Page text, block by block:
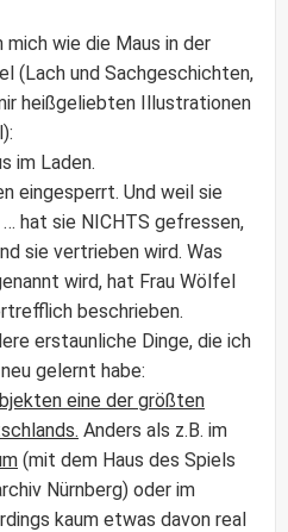
wie die Maus in der
(Lach und Sachgeschichten,
heißgeliebten Illustrationen
im Laden.
eingesperrt. Und weil sie
hat sie NICHTS gefressen,
sie vertrieben wird. Was
wird, hat Frau Wölfel
beschrieben.
erstaunliche Dinge, die ich
gelernt habe:
eine der größten
Anders als z.B. im
(mit dem Haus des Spiels
Nürnberg) oder im
kaum etwas davon real